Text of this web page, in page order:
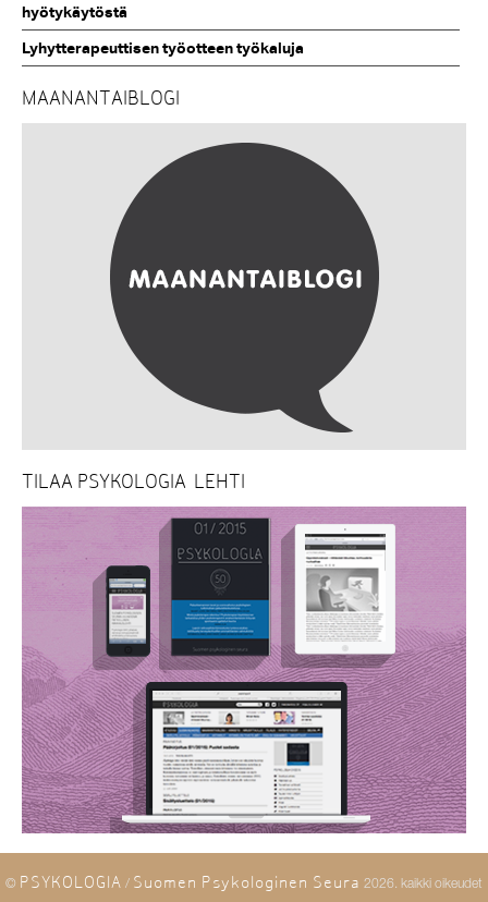
hyötykäytöstä
Lyhytterapeuttisen työotteen työkaluja
MAANANTAIBLOGI
TILAA PSYKOLOGIA-LEHTI
© PSYKOLOGIA / Suomen Psykologinen Seura 2026. kaikki oikeudet